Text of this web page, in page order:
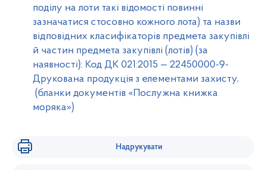
поділу на лоти такі відомості повинні
зазначатися стосовно кожного лота) та назви
відповідних класифікаторів предмета закупівлі
й частин предмета закупівлі (лотів) (за
наявності): Код ДК 021:2015 — 22450000-9-
Друкована продукція з елементами захисту,
(бланки документів «Послужна книжка
моряка»)
Надрукувати